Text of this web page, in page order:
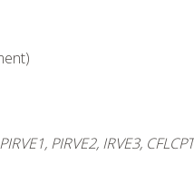
PIRVE2, IRVE3,